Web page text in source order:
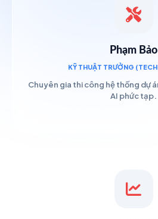
Phạm Bảo
KỸ THUẬT TRƯỞNG
Chuyên gia thi công hệ thống dự
AI phức tạp.